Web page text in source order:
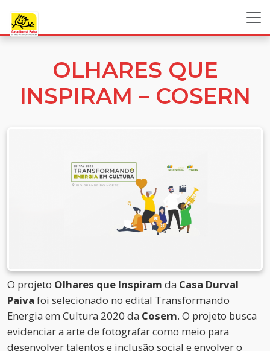
OLHARES QUE
INSPIRAM – COSERN
O projeto Olhares que Inspiram da Casa Durval
Paiva foi selecionado no edital Transformando
Energia em Cultura 2020 da Cosern. O projeto busca
evidenciar a arte de fotografar como meio para
desenvolver talentos e inclusão social e envolver o